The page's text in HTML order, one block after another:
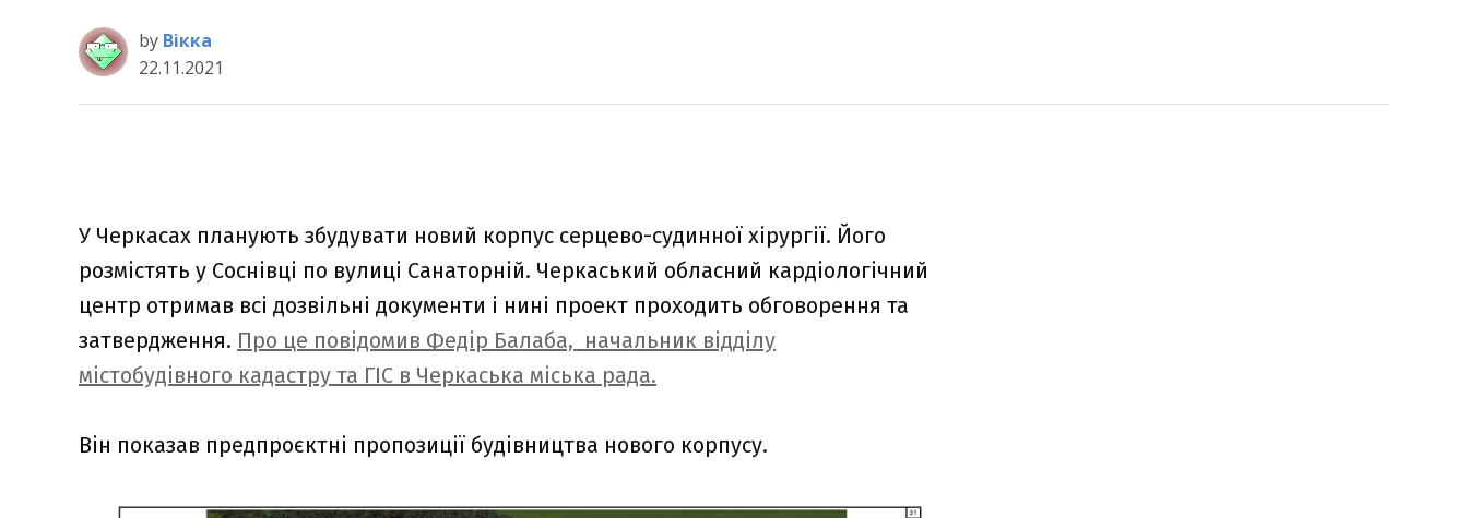
by Вікка
22.11.2021
У Черкасах планують збудувати новий корпус серцево-судинної хірургії. Його
розмістять у Соснівці по вулиці Санаторній. Черкаський обласний кардіологічний
центр отримав всі дозвільні документи і нині проект проходить обговорення та
затвердження. Про це повідомив Федір Балаба, начальник відділу
містобудівного кадастру та ГІС в Черкаська міська рада.
Він показав предпроєктні пропозиції будівництва нового корпусу.